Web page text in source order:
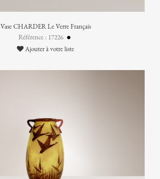
Vase CHARDER Le Verre Français
Référence : 17226
Ajouter à votre liste